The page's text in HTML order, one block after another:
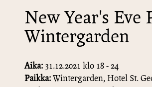
New Year's Eve
Wintergarden
Aika: 31.12.2021 klo 18 - 24
Paikka: Wintergarden, Hotel St.